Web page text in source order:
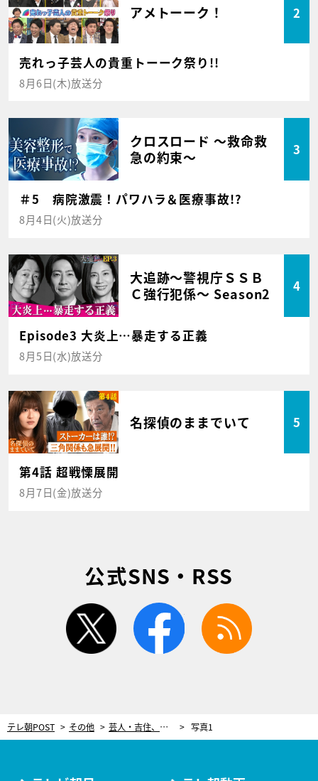
アメトーーク！ 2
売れっ子芸人の貴重トーーク祭り!!
8月6日(木)放送分
クロスロード ～救命救
急の約束～
3
＃5 病院激震！パワハラ＆医療事故!?
8月4日(火)放送分
大追跡～警視庁ＳＳＢ
Ｃ強行犯係～ Season2
4
Episode3 大炎上…暴走する正義
8月5日(水)放送分
名探偵のままでいて 5
第4話 超戦慄展開
8月7日(金)放送分
公式SNS・RSS
twitter facebook
テレ朝POST その他 芸人・吉住、孤高イメージと真逆の“モテ期”だった学生時代を告白「足速いだけでモテた」 写真1